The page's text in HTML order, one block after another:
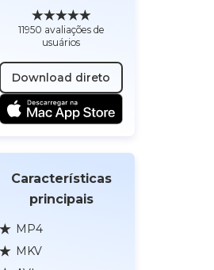
11950 avaliações de
usuários
Download direto
Características
principais
MP4
MKV